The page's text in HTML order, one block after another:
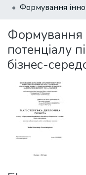
All of DSpace
Statistics
Формування
потенціалу
бізнес-